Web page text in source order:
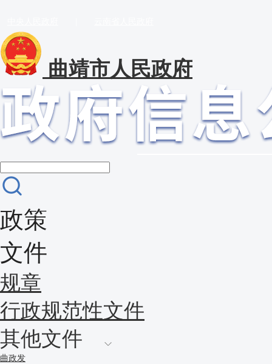
曲靖市人民政府
政策
文件
规章
行政规范性文件
其他文件
曲政发